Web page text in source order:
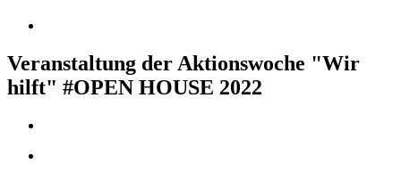
Veranstaltung der Aktionswoche "Wir
hilft" #OPEN HOUSE 2022